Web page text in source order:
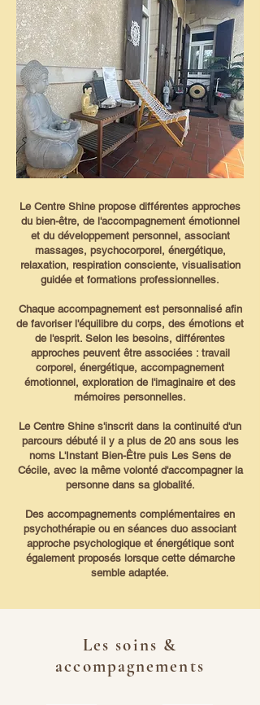
Le Centre Shine propose différentes approches
du bien-être, de l'accompagnement émotionnel
et du développement personnel, associant
massages, psychocorporel, énergétique,
relaxation, respiration consciente, visualisation
guidée et formations professionnelles.
Chaque accompagnement est personnalisé afin
de favoriser l'équilibre du corps, des émotions et
de l'esprit. Selon les besoins, différentes
approches peuvent être associées : travail
corporel, énergétique, accompagnement
émotionnel, exploration de l'imaginaire et des
mémoires personnelles.
Le Centre Shine s'inscrit dans la continuité d'un
parcours débuté il y a plus de 20 ans sous les
noms L'Instant Bien-Être puis Les Sens de
Cécile, avec la même volonté d'accompagner la
personne dans sa globalité.
Des accompagnements complémentaires en
psychothérapie ou en séances duo associant
approche psychologique et énergétique sont
également proposés lorsque cette démarche
semble adaptée.
Les soins &
accompagnements